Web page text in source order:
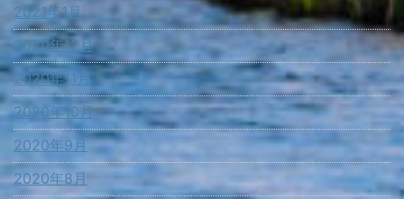
2021年1月
2020年12月
2020年11月
2020年10月
2020年9月
2020年8月